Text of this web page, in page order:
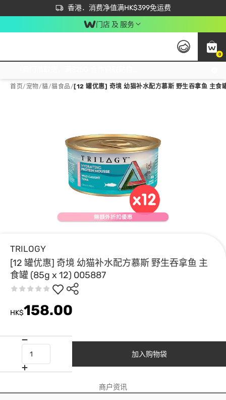
香港．消费净值满HK$399免运费
立即成为易赏钱会员尽享独家优惠
首次APP下单买满$450 输入 NEWAPP 即减$50
门店 及 服务
0
首页/ 宠物/貓/貓食品/ [12 罐优惠] 奇境 幼猫补水配方慕斯 野生吞拿鱼 主
TRILOGY
[12 罐优惠] 奇境 幼猫补水配方慕斯 野生吞拿鱼 主
食罐 (85g x 12) 005887
HK$158.00
加入购物袋
商户资讯